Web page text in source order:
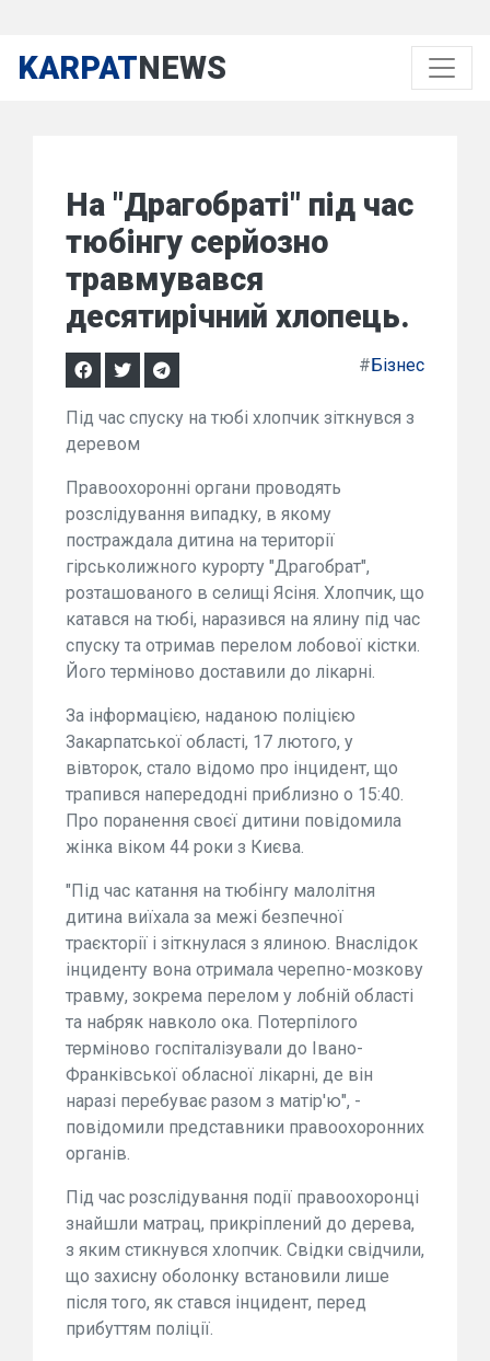
KARPATNEWS
На "Драгобраті" під час
тюбінгу серйозно
травмувався
десятирічний хлопець.
#Бізнес
Під час спуску на тюбі хлопчик зіткнувся з
деревом
Правоохоронні органи проводять
розслідування випадку, в якому
постраждала дитина на території
гірськолижного курорту "Драгобрат",
розташованого в селищі Ясіня. Хлопчик, що
катався на тюбі, наразився на ялину під час
спуску та отримав перелом лобової кістки.
Його терміново доставили до лікарні.
За інформацією, наданою поліцією
Закарпатської області, 17 лютого, у
вівторок, стало відомо про інцидент, що
трапився напередодні приблизно о 15:40.
Про поранення своєї дитини повідомила
жінка віком 44 роки з Києва.
"Під час катання на тюбінгу малолітня
дитина виїхала за межі безпечної
траєкторії і зіткнулася з ялиною. Внаслідок
інциденту вона отримала черепно-мозкову
травму, зокрема перелом у лобній області
та набряк навколо ока. Потерпілого
терміново госпіталізували до Івано-
Франківської обласної лікарні, де він
наразі перебуває разом з матір'ю", -
повідомили представники правоохоронних
органів.
Під час розслідування події правоохоронці
знайшли матрац, прикріплений до дерева,
з яким стикнувся хлопчик. Свідки свідчили,
що захисну оболонку встановили лише
після того, як стався інцидент, перед
прибуттям поліції.